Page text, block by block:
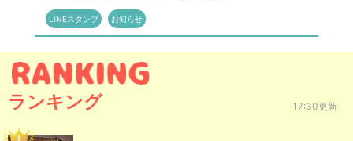
LINEスタンプ お知らせ
ランキング 17:30更新